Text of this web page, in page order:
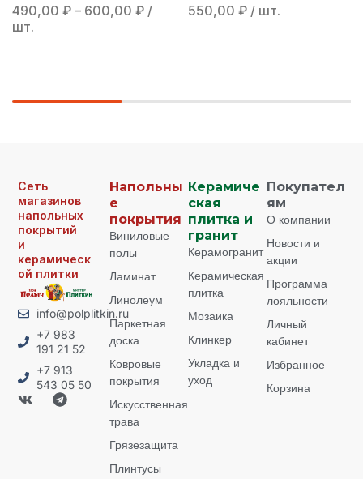
490,00 ₽ – 600,00 ₽ /
шт.
550,00 ₽ / шт.
Сеть
магазинов
напольных
покрытий
и
керамическ
ой плитки
info@polplitkin.ru
+7 983
191 21 52
+7 913
543 05 50
Напольны
е
покрытия
Виниловые
полы
Ламинат
Линолеум
Паркетная
доска
Ковровые
покрытия
Искусственная
трава
Грязезащита
Плинтусы
Керамиче
ская
плитка и
гранит
Керамогранит
Керамическая
плитка
Мозаика
Клинкер
Укладка и
уход
Покупател
ям
О компании
Новости и
акции
Программа
лояльности
Личный
кабинет
Избранное
Корзина